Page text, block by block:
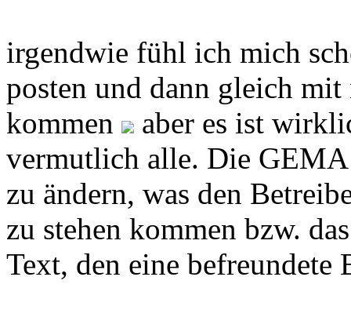
irgendwie fühl ich mich
posten und dann gleich
kommen
aber es ist
vermutlich alle. Die
zu ändern, was den
zu stehen kommen bzw.
Text, den eine befreundete